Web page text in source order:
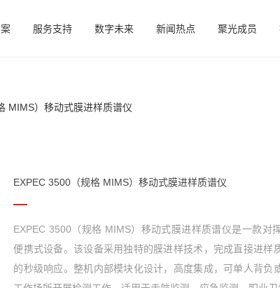
服务支持 数字未来 新闻热点 聚光成员
MIMS）移动式膜进样质谱仪
EXPEC 3500（规格 MIMS）移动式膜进样质谱仪
EXPEC 3500（规格 MIMS）移动式膜进样质谱仪是一款对
便携式设备。该设备采用独特的膜进样技术，完成直接进样
的秒级响应。整机内部模块化设计，高度集成，可单人背负